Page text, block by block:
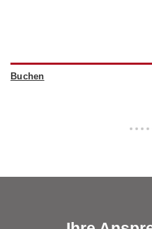
Buchen